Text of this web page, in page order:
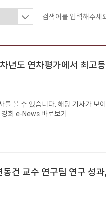
보기 갯수 선택
년도 연차평가에서 최고
볼 수 있습니다. 해당 기사가 보
릭해 주시기 바랍니다. ※ 경희 e-News 바로보기
건 교수 연구팀 연구 성